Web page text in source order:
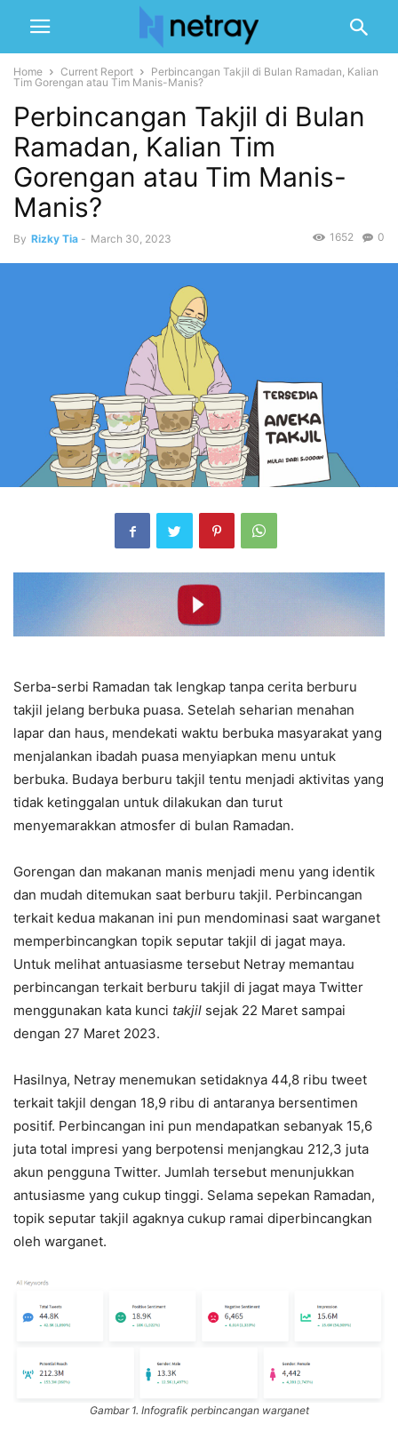
Home Current Report
Perbincangan Takjil di Bulan Ramadan, Kalian
Tim Gorengan atau Tim Manis-Manis?
Perbincangan Takjil di Bulan
Ramadan, Kalian Tim
Gorengan atau Tim Manis-
Manis?
By Rizky Tia - March 30, 2023 0
1652
Serba-serbi Ramadan tak lengkap tanpa cerita berburu
takjil jelang berbuka puasa. Setelah seharian menahan
lapar dan haus, mendekati waktu berbuka masyarakat yang
menjalankan ibadah puasa menyiapkan menu untuk
berbuka. Budaya berburu takjil tentu menjadi aktivitas yang
tidak ketinggalan untuk dilakukan dan turut
menyemarakkan atmosfer di bulan Ramadan.
Gorengan dan makanan manis menjadi menu yang identik
dan mudah ditemukan saat berburu takjil. Perbincangan
terkait kedua makanan ini pun mendominasi saat warganet
memperbincangkan topik seputar takjil di jagat maya.
Untuk melihat antuasiasme tersebut Netray memantau
perbincangan terkait berburu takjil di jagat maya Twitter
menggunakan kata kunci takjil sejak 22 Maret sampai
dengan 27 Maret 2023.
Hasilnya, Netray menemukan setidaknya 44,8 ribu tweet
terkait takjil dengan 18,9 ribu di antaranya bersentimen
positif. Perbincangan ini pun mendapatkan sebanyak 15,6
juta total impresi yang berpotensi menjangkau 212,3 juta
akun pengguna Twitter. Jumlah tersebut menunjukkan
antusiasme yang cukup tinggi. Selama sepekan Ramadan,
topik seputar takjil agaknya cukup ramai diperbincangkan
oleh warganet.
Gambar 1. Infografik perbincangan warganet